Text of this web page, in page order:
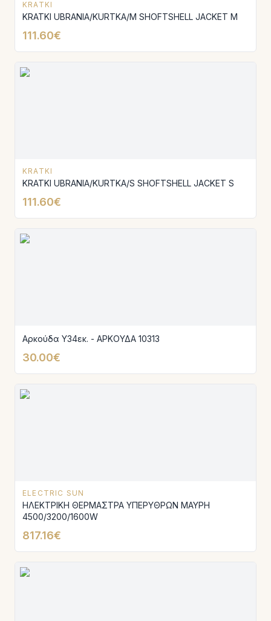
KRATKI
KRATKI UBRANIA/KURTKA/M SHOFTSHELL JACKET M
111.60€
KRATKI
KRATKI UBRANIA/KURTKA/S SHOFTSHELL JACKET S
111.60€
Αρκούδα Υ34εκ. - ΑΡΚΟΥΔΑ 10313
30.00€
ELECTRIC SUN
ΗΛΕΚΤΡΙΚΗ ΘΕΡΜΑΣΤΡΑ ΥΠΕΡΥΘΡΩΝ ΜΑΥΡΗ
4500/3200/1600W
817.16€